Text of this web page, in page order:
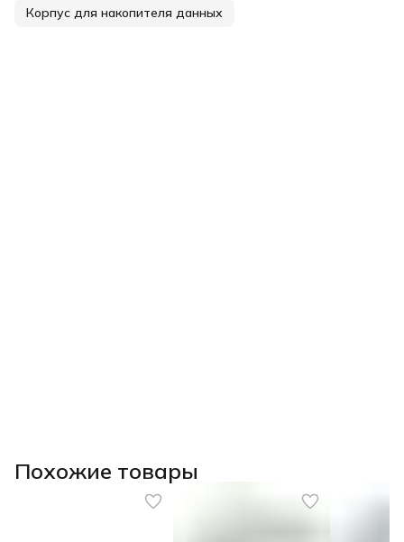
Корпус для накопителя данных
Похожие товары